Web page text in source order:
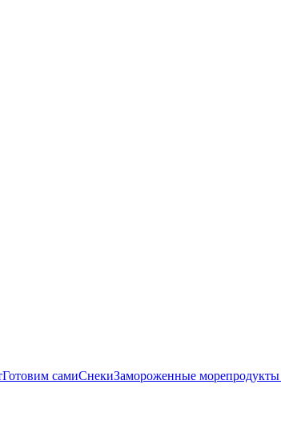
Готовим самиСнекиЗамороженные